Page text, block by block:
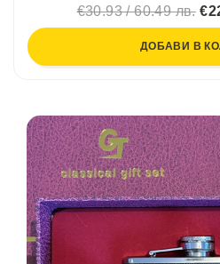
€30.93 / 60.49 лв.
ДОБАВИ В